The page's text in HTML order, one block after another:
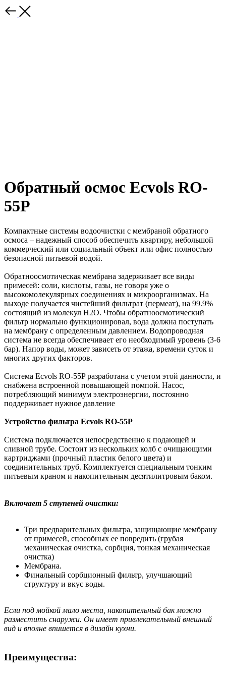
Обратный осмос Ecvols RO-
55P
Компактные системы водоочистки с мембраной обратного
осмоса – надежный способ обеспечить квартиру, небольшой
коммерческий или социальный объект или офис полностью
безопасной питьевой водой.
Обратноосмотическая мембрана задерживает все виды
примесей: соли, кислоты, газы, не говоря уже о
высокомолекулярных соединениях и микроорганизмах. На
выходе получается чистейший фильтрат (пермеат), на 99.9%
состоящий из молекул Н2О. Чтобы обратноосмотический
фильтр нормально функционировал, вода должна поступать
на мембрану с определенным давлением. Водопроводная
система не всегда обеспечивает его необходимый уровень (3-6
бар). Напор воды, может зависеть от этажа, времени суток и
многих других факторов.
Система Ecvols RO-55P разработана с учетом этой данности, и
снабжена встроенной повышающей помпой. Насос,
потребляющий минимум электроэнергии, постоянно
поддерживает нужное давление
Устройство фильтра Ecvols RO-55P
Система подключается непосредственно к подающей и
сливной трубе. Состоит из нескольких колб с очищающими
картриджами (прочный пластик белого цвета) и
соединительных труб. Комплектуется специальным тонким
питьевым краном и накопительным десятилитровым баком.
Включает 5 ступеней очистки:
Три предварительных фильтра, защищающие мембрану
от примесей, способных ее повредить (грубая
механическая очистка, сорбция, тонкая механическая
очистка)
Мембрана.
Финальный сорбционный фильтр, улучшающий
структуру и вкус воды.
Если под мойкой мало места, накопительный бак можно
разместить снаружи. Он имеет привлекательный внешний
вид и вполне впишется в дизайн кухни.
Преимущества: